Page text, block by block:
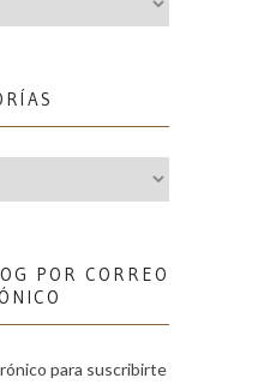
POR CORREO
para suscribirte